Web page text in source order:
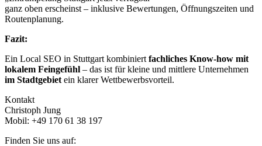
ganz oben erscheinst – inklusive Bewertungen, Öffnungszeiten und
Routenplanung.
Fazit:
Ein Local SEO in Stuttgart kombiniert fachliches Know-how mit
lokalem Feingefühl – das ist für kleine und mittlere Unternehmen
im Stadtgebiet ein klarer Wettbewerbsvorteil.
Kontakt
Christoph Jung
Mobil: +49 170 61 38 197
Finden Sie uns auf: